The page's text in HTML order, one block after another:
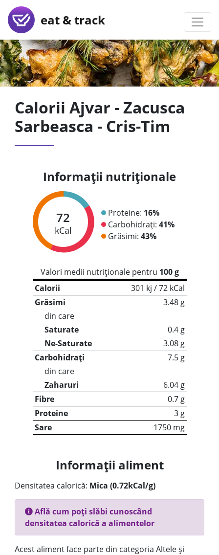
eat & track
Calorii Ajvar - Zacusca
Sarbeasca - Cris-Tim
Informații nutriționale
72
kCal
Proteine: 16%
Carbohidrați: 41%
Grăsimi: 43%
Valori medii nutriționale pentru 100 g
Calorii
301 kj / 72 kCal
Grăsimi
3.48 g
din care
Saturate
0.4 g
Ne-Saturate
3.08 g
Carbohidrați
7.5 g
din care
Zaharuri
6.04 g
Fibre
0.7 g
Proteine
3 g
Sare
1750 mg
Informații aliment
Densitatea calorică: Mica (0.72kCal/g)
Află cum poți slăbi cunoscând
densitatea calorică a alimentelor
Acest aliment face parte din categoria Altele și